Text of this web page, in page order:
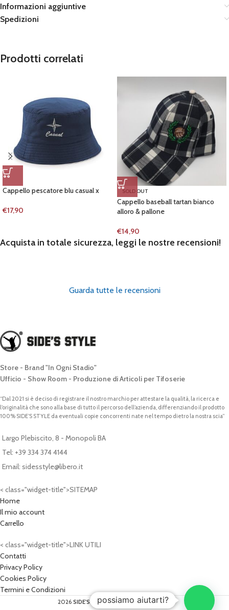
Informazioni aggiuntive
Spedizioni
Prodotti correlati
Cappello pescatore blu casual x
€17,90
SOLD OUT
Cappello baseball tartan bianco
alloro & pallone
€14,90
Acquista in totale sicurezza, leggi le nostre recensioni!
Guarda tutte le recensioni
Store - Brand "In Ogni Stadio"
Ufficio - Show Room - Produzione di Articoli per Tifoserie
“Dal 2021 si è deciso di registrare il nostro marchio per attestare la qualità, la ricerca e
l’originalità che sono alla base di tutto il percorso dell’azienda, differenziando il prodotto
100% SIDE’S STYLE da eventuali copie concorrenti nate nel tempo dietro la nostra scia”
Largo Plebiscito, 8 - Monopoli BA
Tel: +39 334 374 4144
Email: sidesstyle@libero.it
< class="widget-title">SITEMAP
Home
Il mio account
Carrello
< class="widget-title">LINK UTILI
Contatti
Privacy Policy
Cookies Policy
Termini e Condizioni
2026 SIDE'S STYLE®- P.IVA: 07620340724
possiamo aiutarti?